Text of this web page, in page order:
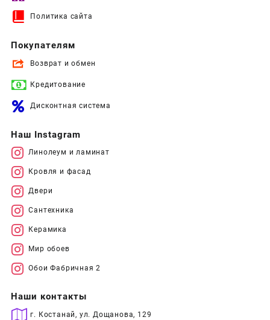
Политика сайта
Покупателям
Возврат и обмен
Кредитование
Дисконтная система
Наш Instagram
Линолеум и ламинат
Кровля и фасад
Двери
Сантехника
Керамика
Мир обоев
Обои Фабричная 2
Наши контакты
г. Костанай, ул. Дощанова, 129